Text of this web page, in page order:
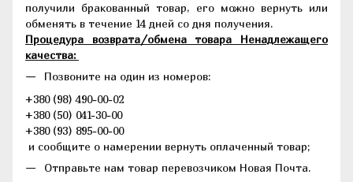
получили бракованный товар, его можно вернуть или
обменять в течение 14 дней со дня получения.
Процедура возврата/обмена товара Ненадлежащего
качества:
Позвоните на один из номеров:
+380 (98) 490-00-02
+380 (50) 041-30-00
+380 (93) 895-00-00
и сообщите о намерении вернуть оплаченный товар;
Отправьте нам товар перевозчиком Новая Почта.